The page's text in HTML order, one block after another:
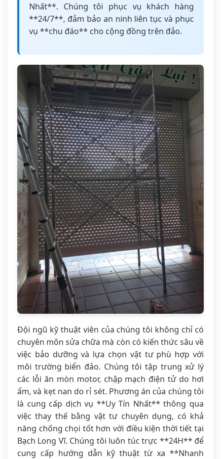
Nhất**. Chúng tôi phục vụ khách hàng
**24/7**, đảm bảo an ninh liên tục và phục
vụ **chu đáo** cho cộng đồng trên đảo.
Đội ngũ kỹ thuật viên của chúng tôi không chỉ có
chuyên môn sửa chữa mà còn có kiến thức sâu về
việc bảo dưỡng và lựa chọn vật tư phù hợp với
môi trường biển đảo. Chúng tôi tập trung xử lý
các lỗi ăn mòn motor, chập mạch điện tử do hơi
ẩm, và kẹt nan do rỉ sét. Phương án của chúng tôi
là cung cấp dịch vụ **Uy Tín Nhất** thông qua
việc thay thế bằng vật tư chuyên dụng, có khả
năng chống chọi tốt hơn với điều kiện thời tiết tại
Bạch Long Vĩ. Chúng tôi luôn túc trực **24H** để
cung cấp hướng dẫn kỹ thuật từ xa **Nhanh